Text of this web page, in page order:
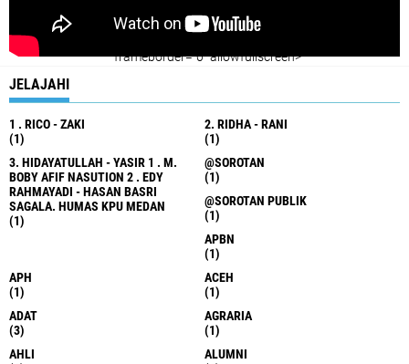
" frameborder="0" allowfullscreen>
JELAJAHI
1 . RICO - ZAKI
(1)
2. RIDHA - RANI
(1)
3. HIDAYATULLAH - YASIR 1 . M.
BOBY AFIF NASUTION 2 . EDY
RAHMAYADI - HASAN BASRI
SAGALA. HUMAS KPU MEDAN
(1)
@SOROTAN
(1)
@SOROTAN PUBLIK
(1)
APBN
(1)
APH
(1)
ACEH
(1)
ADAT
(3)
AGRARIA
(1)
AHLI
ALUMNI